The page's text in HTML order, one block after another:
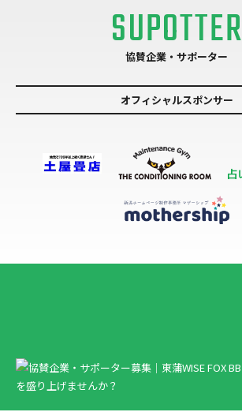
SUPOTTER
協賛企業・サポーター
オフィシャルスポンサー